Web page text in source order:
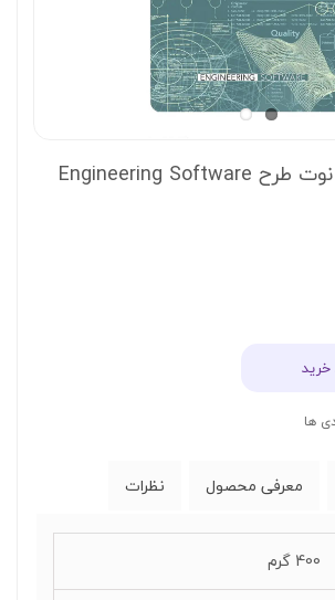
ها
معرفی محصول نظرات
400 گرم